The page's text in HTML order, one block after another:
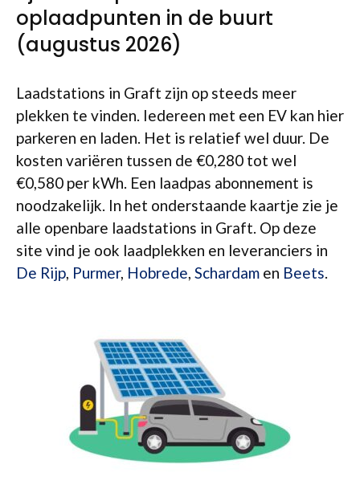
oplaadpunten in de buurt
(augustus 2026)
Laadstations in Graft zijn op steeds meer
plekken te vinden. Iedereen met een EV kan hier
parkeren en laden. Het is relatief wel duur. De
kosten variëren tussen de €0,280 tot wel
€0,580 per kWh. Een laadpas abonnement is
noodzakelijk. In het onderstaande kaartje zie je
alle openbare laadstations in Graft. Op deze
site vind je ook laadplekken en leveranciers in
De Rijp, Purmer, Hobrede, Schardam en Beets.